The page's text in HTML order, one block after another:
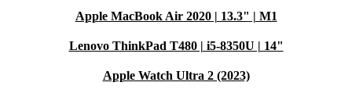
Apple MacBook Air 2020 | 13.3" | M1
Lenovo ThinkPad T480 | i5-8350U | 14"
Apple Watch Ultra 2 (2023)